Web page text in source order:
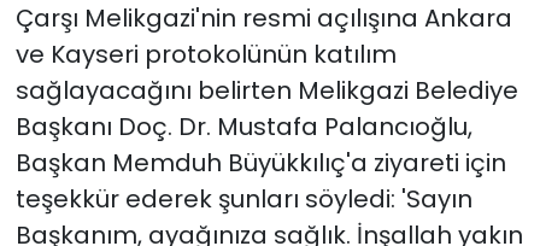
Çarşı Melikgazi'nin resmi açılışına Ankara
ve Kayseri protokolünün katılım
sağlayacağını belirten Melikgazi Belediye
Başkanı Doç. Dr. Mustafa Palancıoğlu,
Başkan Memduh Büyükkılıç'a ziyareti için
teşekkür ederek şunları söyledi: 'Sayın
Başkanım, ayağınıza sağlık. İnşallah yakın